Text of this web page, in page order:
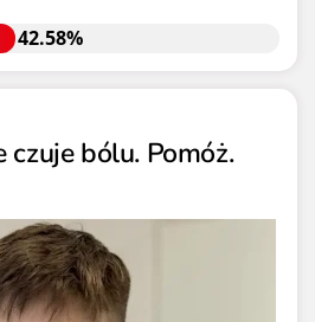
42.58%
42.58%
czuje bólu. Pomóż.